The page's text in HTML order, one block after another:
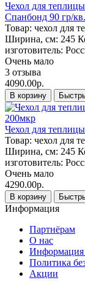
Чехол для
Спанбонд 90 гр/
Товар: чехол для
Ширина, см: 245
изготовитель:
Очень мало
3 отзыва
4090.00р.
В корзину
Чехол для
Товар: чехол для
Ширина, см: 245
изготовитель:
Очень мало
4290.00р.
В корзину
Информация
Партнёрам
О нас
Информация
Политика
Акции